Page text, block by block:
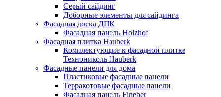
Серый сайдинг
Доборные элементы для сайдинга
Фасадная доска ДПК
Фасадная панель Holzhof
Фасадная плитка Hauberk
Комплектующие к фасадной плитке
Технониколь Hauberk
Фасадные панели для дома
Пластиковые фасадные панели
Терракотовые фасадные панели
Фасадная панель Fineber